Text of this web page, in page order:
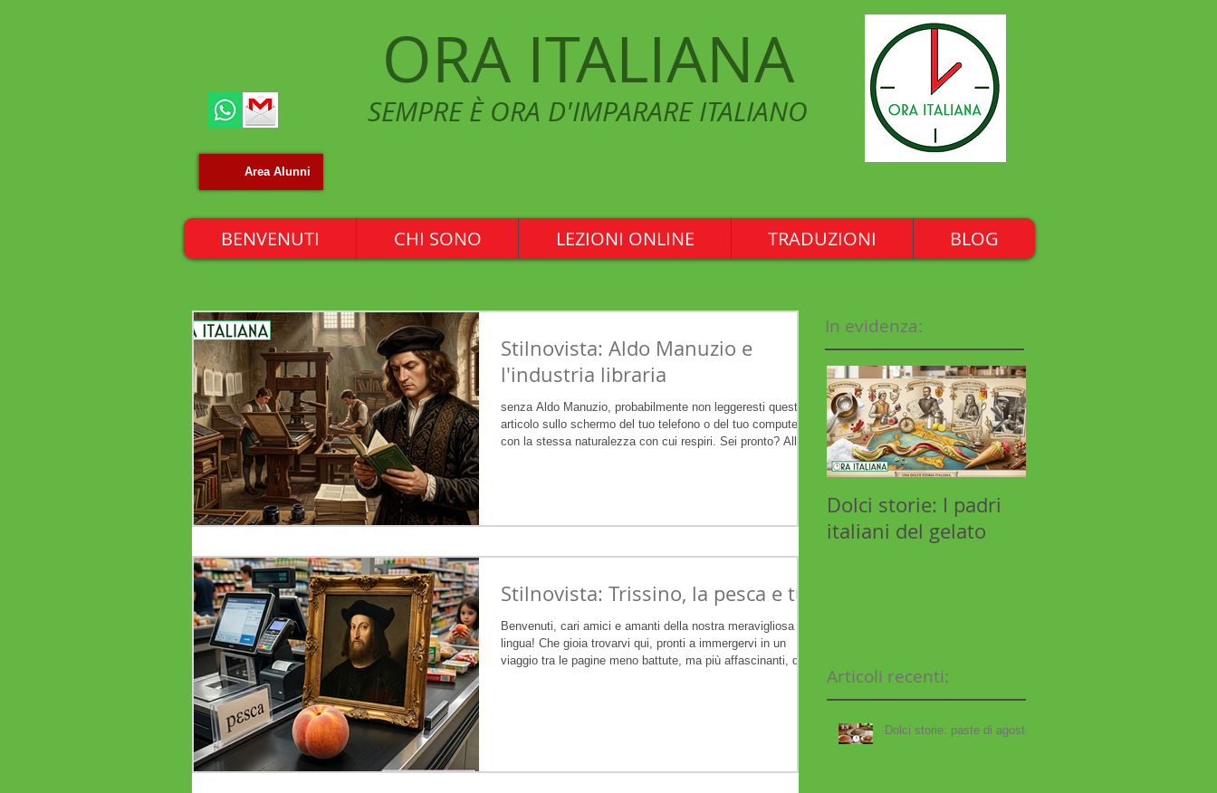
ORA ITALIANA
SEMPRE È ORA D'IMPARARE ITALIANO
Area Alunni
BENVENUTI CHI SONO LEZIONI ONLINE TRADUZIONI BLOG
Stilnovista: Aldo Manuzio e
l'industria libraria
senza Aldo Manuzio, probabilmente non leggeresti questo
articolo sullo schermo del tuo telefono o del tuo computer
con la stessa naturalezza con cui respiri. Sei pronto? Allora
Stilnovista: Trissino, la pesca e tu
Benvenuti, cari amici e amanti della nostra meravigliosa
lingua! Che gioia trovarvi qui, pronti a immergervi in un
viaggio tra le pagine meno battute, ma più affascinanti, del
In evidenza:
Dolci storie: I padri
italiani del gelato
Articoli recenti:
Dolci storie: paste di agosto